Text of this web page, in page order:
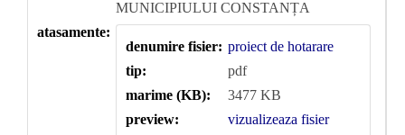
MUNICIPIULUI CONSTANȚA
atasamente:
denumire fisier: proiect de hotarare
tip:
pdf
marime (KB):
3477 KB
preview:
vizualizeaza fisier